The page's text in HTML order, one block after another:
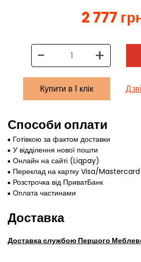
2 777
- +
Купити в 1 клік
Способи оплати
Готівкою за фактом доставки
У відділення нової пошти
Онлайн на сайті (Liqpay)
Переклад на картку Visa/Mastercard
Розстрочка від ПриватБанк
Оплата частинами
Доставка
Доставка службою Першого